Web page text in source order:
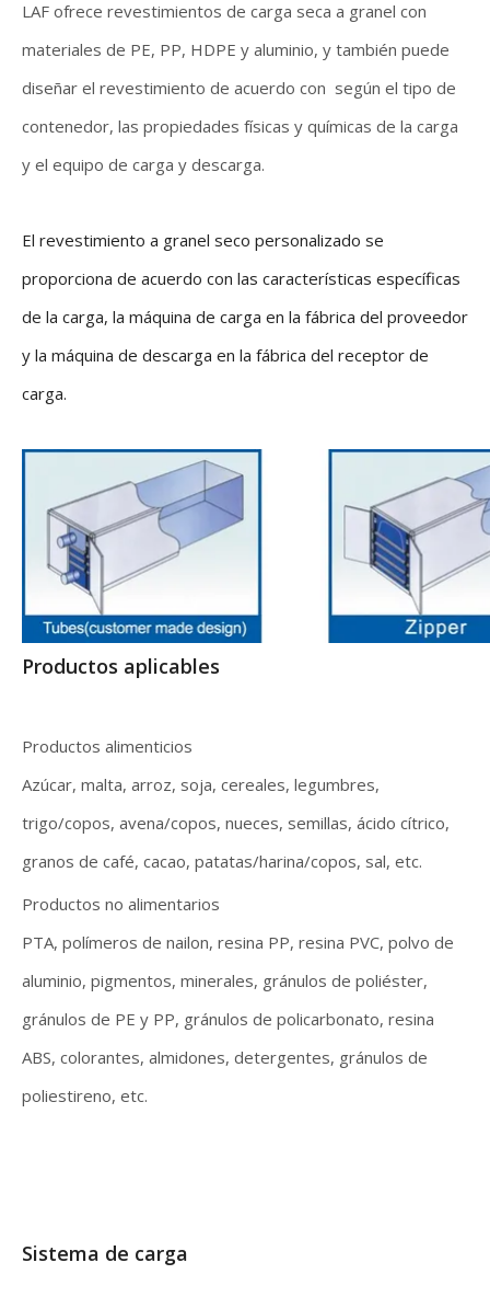
LAF ofrece revestimientos de carga seca a granel con
materiales de PE, PP, HDPE y aluminio, y también puede
diseñar el revestimiento de acuerdo con según el tipo de
contenedor, las propiedades físicas y químicas de la carga
y el equipo de carga y descarga.
El revestimiento a granel seco personalizado se
proporciona de acuerdo con las características específicas
de la carga, la máquina de carga en la fábrica del proveedor
y la máquina de descarga en la fábrica del receptor de
carga.
Productos aplicables
Productos alimenticios
Azúcar, malta, arroz, soja, cereales, legumbres,
trigo/copos, avena/copos, nueces, semillas, ácido cítrico,
granos de café, cacao, patatas/harina/copos, sal, etc.
Productos no alimentarios
PTA, polímeros de nailon, resina PP, resina PVC, polvo de
aluminio, pigmentos, minerales, gránulos de poliéster,
gránulos de PE y PP, gránulos de policarbonato, resina
ABS, colorantes, almidones, detergentes, gránulos de
poliestireno, etc.
Sistema de carga